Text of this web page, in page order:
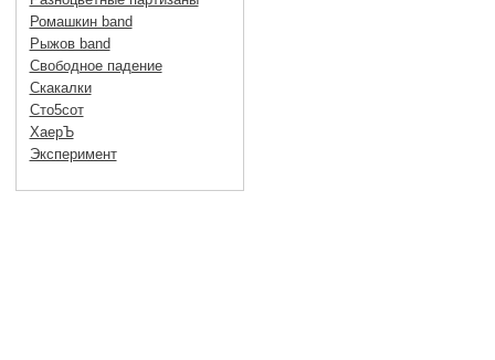
Ромашкин band
Рыжов band
Свободное падение
Скакалки
Сто5сот
ХаерЪ
Эксперимент